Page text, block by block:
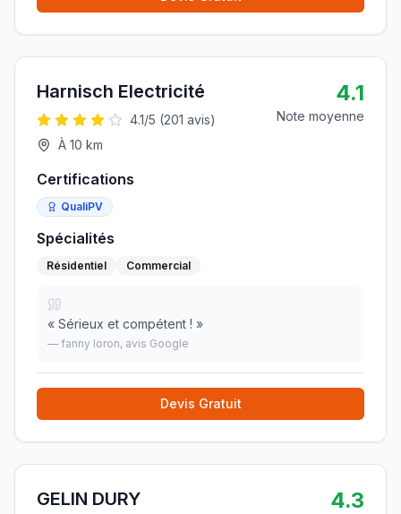
Harnisch Electricité
4.1/5 (201 avis)
À 10 km
4.1
Note moyenne
Certifications
QualiPV
Spécialités
Résidentiel Commercial
« Sérieux et compétent ! »
— fanny loron, avis Google
Devis Gratuit
GELIN DURY 4.3